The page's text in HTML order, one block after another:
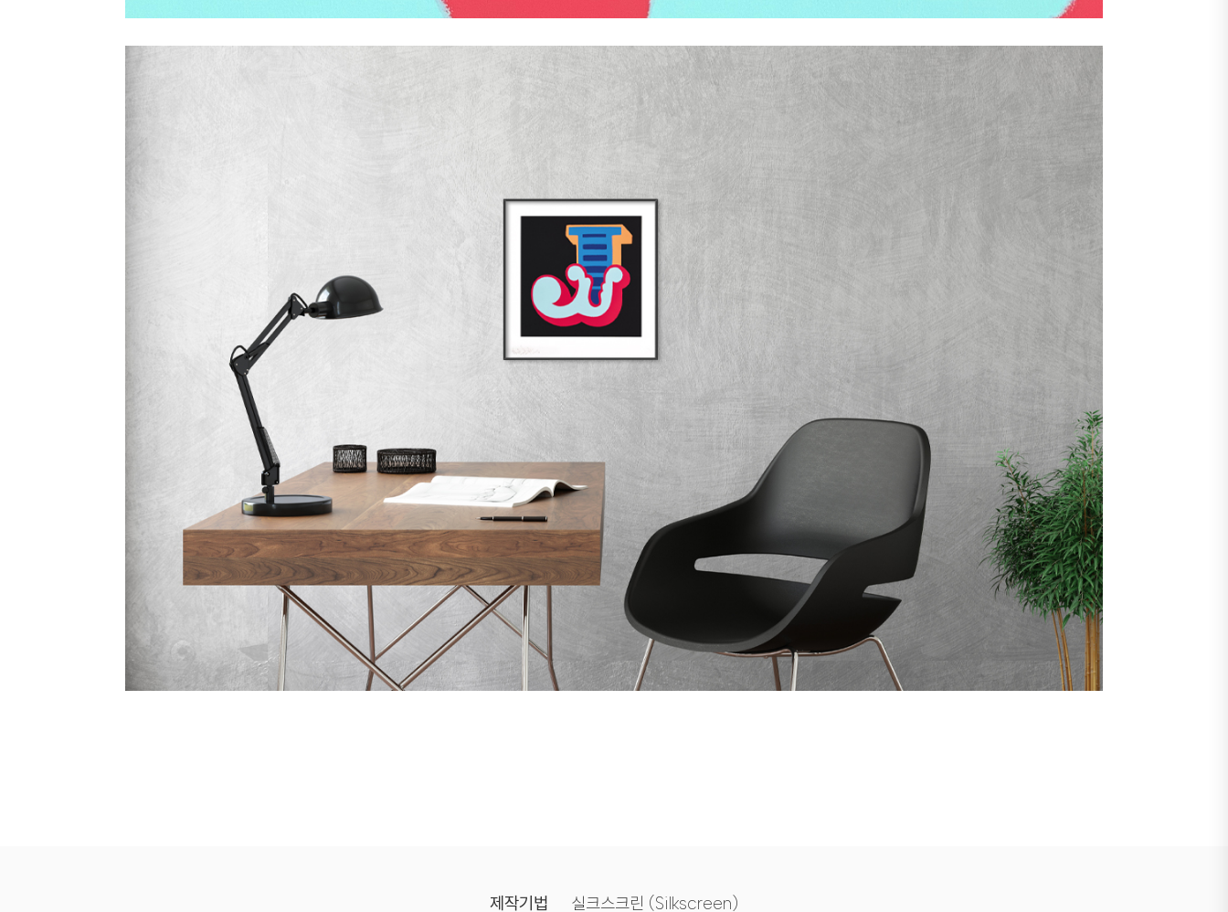
제작기법 실크스크린 (Silkscreen)